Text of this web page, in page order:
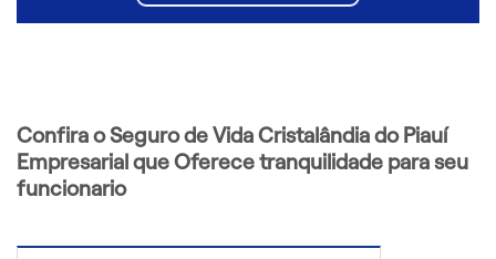
Confira o Seguro de Vida Cristalândia do Piauí
Empresarial que Oferece tranquilidade para seu
funcionario